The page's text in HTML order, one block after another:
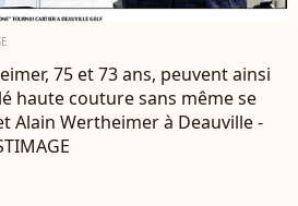
75 et 73 ans, peuvent ainsi
haute couture sans même se
Alain Wertheimer à Deauville -